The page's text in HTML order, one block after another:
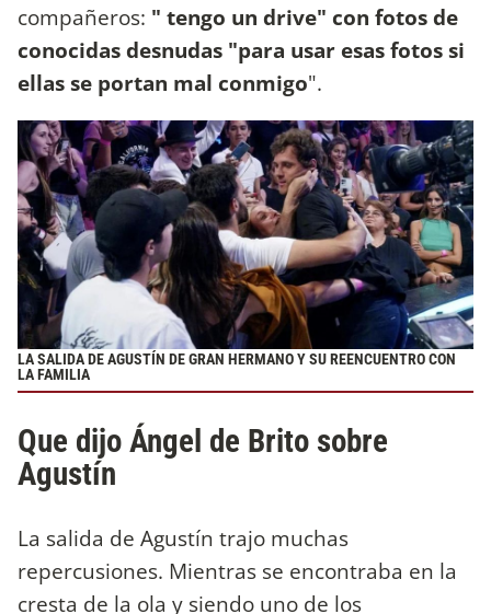
compañeros: " tengo un drive" con fotos de
conocidas desnudas "para usar esas fotos si
ellas se portan mal conmigo".
LA SALIDA DE AGUSTÍN DE GRAN HERMANO Y SU REENCUENTRO CON
LA FAMILIA
Que dijo Ángel de Brito sobre
Agustín
La salida de Agustín trajo muchas
repercusiones. Mientras se encontraba en la
cresta de la ola y siendo uno de los